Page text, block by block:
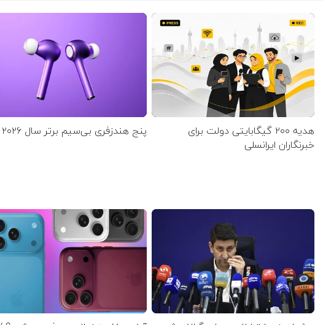
هدیه ۲۰۰ گیگابایتی دولت برای
خبرنگاران ایرانسلی
پنج هندزفری بی‌سیم برتر سال ۲۰۲۶